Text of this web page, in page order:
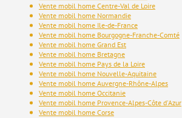
Vente mobil home Centre-Val de Loire
Vente mobil home Normandie
Vente mobil home Ile-de-France
Vente mobil home Bourgogne-Franche-Comté
Vente mobil home Grand Est
Vente mobil home Bretagne
Vente mobil home Pays de la Loire
Vente mobil home Nouvelle-Aquitaine
Vente mobil home Auvergne-Rhône-Alpes
Vente mobil home Occitanie
Vente mobil home Provence-Alpes-Côte d'Azur
Vente mobil home Corse